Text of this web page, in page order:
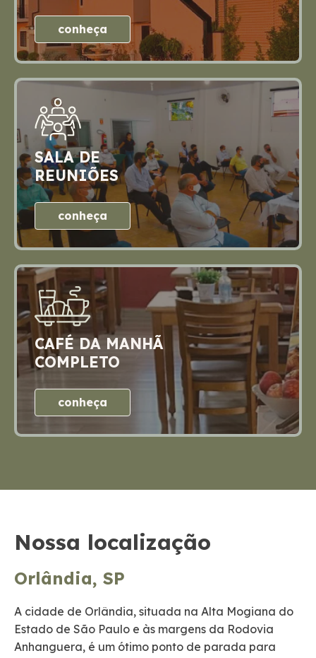
conheça
SALA DE
REUNIÕES
conheça
CAFÉ DA MANHÃ
COMPLETO
conheça
Nossa localização
Orlândia, SP
A cidade de Orlândia, situada na Alta Mogiana do
Estado de São Paulo e às margens da Rodovia
Anhanguera, é um ótimo ponto de parada para